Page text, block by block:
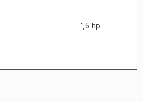
1,5 hp